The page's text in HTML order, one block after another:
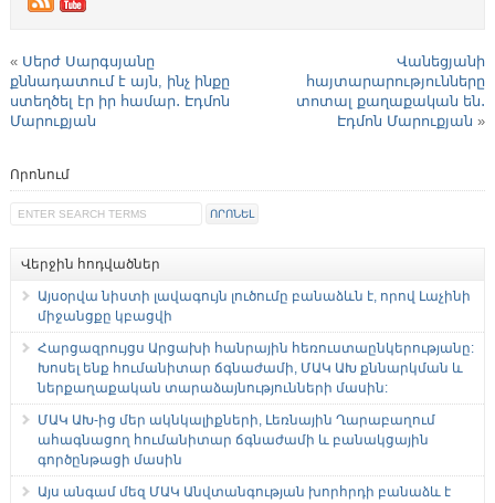
« Սերժ Սարգսյանը
քննադատում է այն, ինչ ինքը
ստեղծել էր իր համար․ Էդմոն
Մարուքյան
Վանեցյանի
հայտարարությունները
տոտալ քաղաքական են․
Էդմոն Մարուքյան »
Որոնում
Վերջին հոդվածներ
Այսօրվա նիստի լավագույն լուծումը բանաձևն է, որով Լաչինի
միջանցքը կբացվի
Հարցազրույցս Արցախի հանրային հեռուստաընկերությանը:
Խոսել ենք հումանիտար ճգնաժամի, ՄԱԿ ԱԽ քննարկման և
ներքաղաքական տարաձայնությունների մասին:
ՄԱԿ ԱԽ-ից մեր ակնկալիքների, Լեռնային Ղարաբաղում
ահագնացող հումանիտար ճգնաժամի և բանակցային
գործընթացի մասին
Այս անգամ մեզ ՄԱԿ Անվտանգության խորհրդի բանաձև է